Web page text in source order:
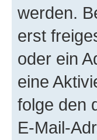
werden.
erst
oder ein
eine
folge den
E-Mail-